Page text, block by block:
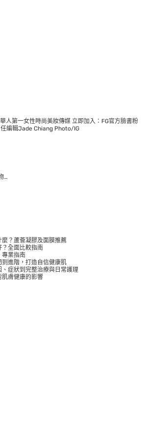
人第一女性時尚美妝傳媒 立即加入： FG官方臉書粉
編輯Jade Chiang Photo/IG
…
？蘆薈凝膠及面膜推薦
？全面比較指南
專業指南
進階，打造自信健康肌
症狀到完整治療與日常護理
肌膚健康的影響